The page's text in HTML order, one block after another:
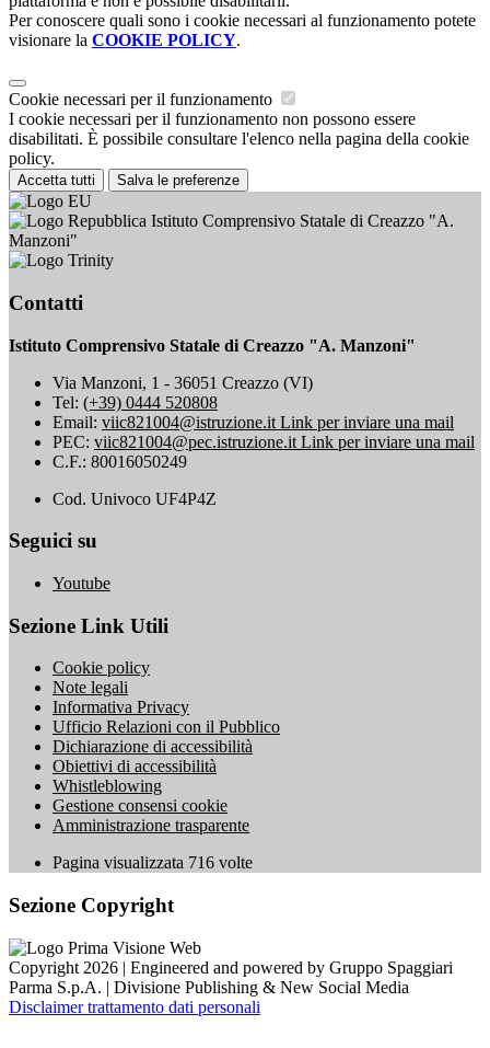
Per conoscere quali sono i cookie necessari al funzionamento potete
visionare la COOKIE POLICY.
Cookie necessari per il funzionamento
I cookie necessari per il funzionamento non possono essere
disabilitati. È possibile consultare l'elenco nella pagina della cookie
policy.
Accetta tutti Salva le preferenze
Istituto Comprensivo Statale di Creazzo "A.
Manzoni"
Contatti
Istituto Comprensivo Statale di Creazzo "A. Manzoni"
Via Manzoni, 1 - 36051 Creazzo (VI)
Tel: (+39) 0444 520808
Email: viic821004@istruzione.it Link per inviare una mail
PEC: viic821004@pec.istruzione.it Link per inviare una mail
C.F.: 80016050249
Cod. Univoco UF4P4Z
Seguici su
Youtube
Sezione Link Utili
Cookie policy
Note legali
Informativa Privacy
Ufficio Relazioni con il Pubblico
Dichiarazione di accessibilità
Obiettivi di accessibilità
Whistleblowing
Gestione consensi cookie
Amministrazione trasparente
Pagina visualizzata 716 volte
Sezione Copyright
Copyright 2026 | Engineered and powered by Gruppo Spaggiari
Parma S.p.A. | Divisione Publishing & New Social Media
Disclaimer trattamento dati personali